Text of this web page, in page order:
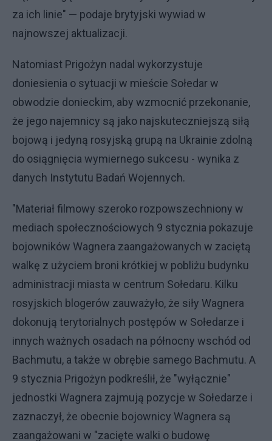
za ich linie" — podaje brytyjski wywiad w
najnowszej aktualizacji.
Natomiast Prigożyn nadal wykorzystuje
doniesienia o sytuacji w mieście Sołedar w
obwodzie donieckim, aby wzmocnić przekonanie,
że jego najemnicy są jako najskuteczniejszą siłą
bojową i jedyną rosyjską grupą na Ukrainie zdolną
do osiągnięcia wymiernego sukcesu - wynika z
danych Instytutu Badań Wojennych.
"Materiał filmowy szeroko rozpowszechniony w
mediach społecznościowych 9 stycznia pokazuje
bojowników Wagnera zaangażowanych w zaciętą
walkę z użyciem broni krótkiej w pobliżu budynku
administracji miasta w centrum Sołedaru. Kilku
rosyjskich blogerów zauważyło, że siły Wagnera
dokonują terytorialnych postępów w Sołedarze i
innych ważnych osadach na północny wschód od
Bachmutu, a także w obrębie samego Bachmutu. A
9 stycznia Prigożyn podkreślił, że "wyłącznie"
jednostki Wagnera zajmują pozycje w Sołedarze i
zaznaczył, że obecnie bojownicy Wagnera są
zaangażowani w "zacięte walki o budowę